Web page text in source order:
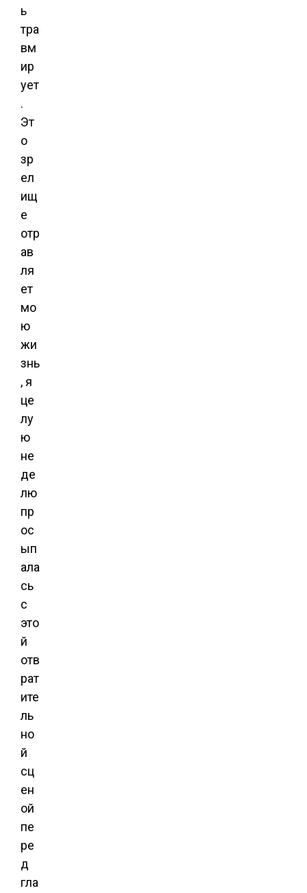
ь
тра
вм
ир
ует
.
Эт
о
зр
ел
ищ
е
отр
ав
ля
ет
мо
ю
жи
знь
, я
це
лу
ю
не
де
лю
пр
ос
ып
ала
сь
с
это
й
отв
рат
ите
ль
но
й
сц
ен
ой
пе
ре
д
гла